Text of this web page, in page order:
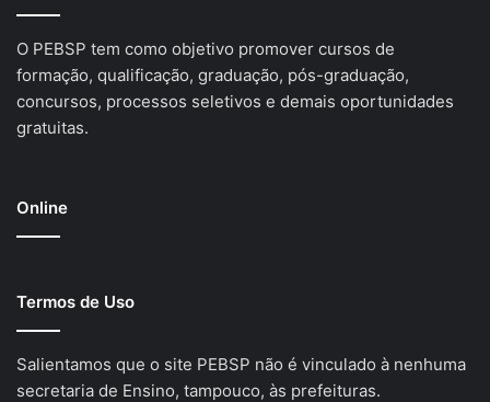
O PEBSP tem como objetivo promover cursos de
formação, qualificação, graduação, pós-graduação,
concursos, processos seletivos e demais oportunidades
gratuitas.
Online
Termos de Uso
Salientamos que o site PEBSP não é vinculado à nenhuma
secretaria de Ensino, tampouco, às prefeituras.